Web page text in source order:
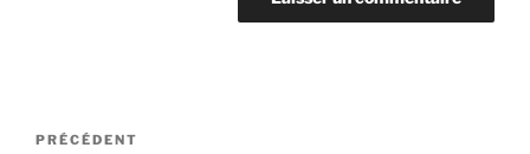
Navigation
Article
PRÉCÉDENT